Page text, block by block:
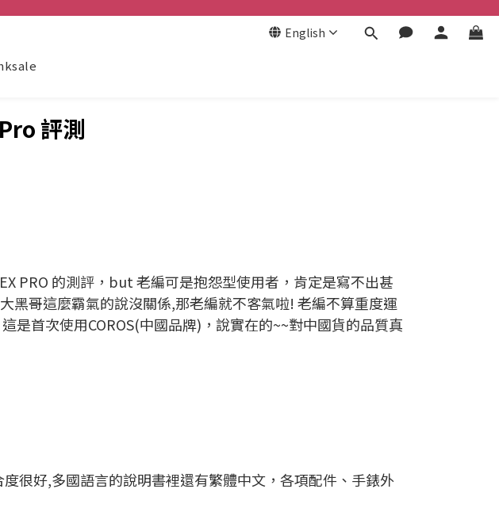
English
評測
PRO 的測評，but 老編可是抱怨型使用者，肯定是寫不出甚
黑哥這麼霸氣的說沒關係,那老編就不客氣啦! 老編不算重度運
是首次使用COROS(中國品牌)，說實在的~~對中國貨的品質真
很好,多國語言的說明書裡還有繁體中文，各項配件、手錶外